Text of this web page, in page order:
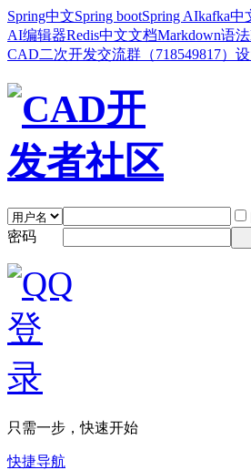
Spring中文Spring bootSpring AIkafka中
AI编辑器Redis中文文档Markdown语法
CAD二次开发交流群（718549817）
密码
只需一步，快速开始
快捷导航